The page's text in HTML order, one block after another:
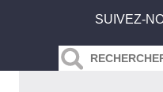
SUIVEZ-